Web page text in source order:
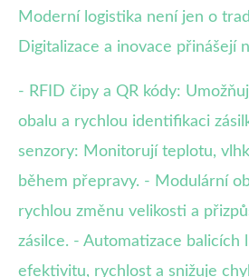
Moderní logistika není jen o
Digitalizace a inovace přinášejí
- RFID čipy a QR kódy:
obalu a rychlou identifikaci
senzory: Monitorují teplotu,
během přepravy. - Modulární
rychlou změnu velikosti a
zásilce. - Automatizace balicích
efektivitu, rychlost a snižuje